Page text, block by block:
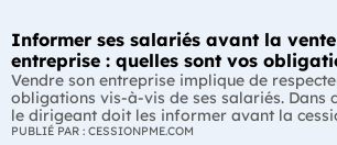
Informer ses salariés avant la
entreprise : quelles sont vos
Vendre son entreprise implique de
obligations vis-à-vis de ses salariés. Dans
le dirigeant doit les informer avant la
leur permettre, s'ils le souhaitent, de
PUBLIÉ PAR : CESSIONPME.COM